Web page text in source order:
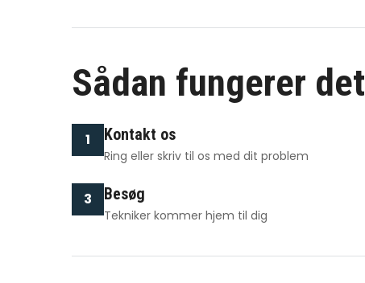
Sådan fungerer det
1 Kontakt os
Ring eller skriv til os med dit problem
3 Besøg
Tekniker kommer hjem til dig